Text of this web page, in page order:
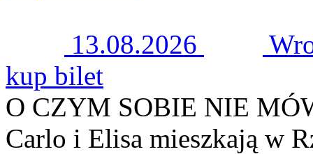
13.08.2026
kup bilet
O CZYM SOBIE NIE
Carlo i Elisa mieszkają w